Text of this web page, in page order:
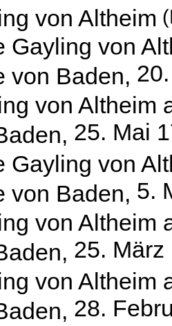
von Altheim
Gayling von
von Baden,
von Altheim
25. Mai
Gayling von
von Baden, 5.
von Altheim
25. März
von Altheim
28.